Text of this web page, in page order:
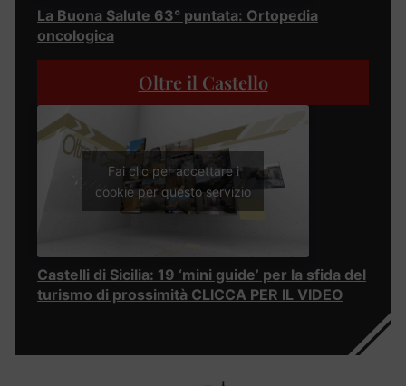
La Buona Salute 63° puntata: Ortopedia
oncologica
Oltre il Castello
Fai clic per accettare i
cookie per questo servizio
Castelli di Sicilia: 19 ‘mini guide’ per la sfida del
turismo di prossimità CLICCA PER IL VIDEO